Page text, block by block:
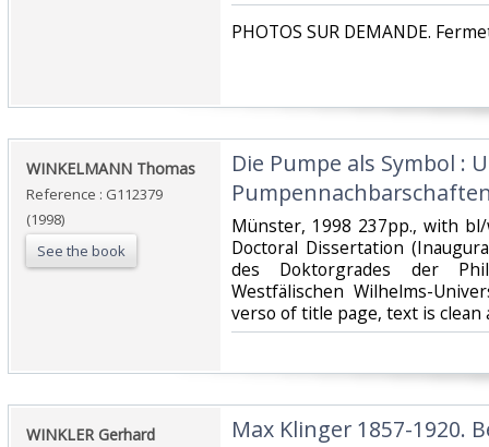
‎PHOTOS SUR DEMANDE.
‎WINKELMANN Thomas‎
Reference : G112379
(1998)
See the book
‎Die Pumpe als Symbol :
‎Münster, 1998 237pp., with
Doctoral Dissertation
des Doktorgrades der
Westfälischen Wilhelms-
verso of title page, text is clean
‎WINKLER Gerhard‎
‎Max Klinger 1857-1920.